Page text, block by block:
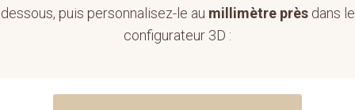
dessous, puis personnalisez-le au millimètre prèsdans le
configurateur 3D :